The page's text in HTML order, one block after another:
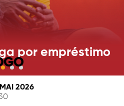
por empréstimo
2026